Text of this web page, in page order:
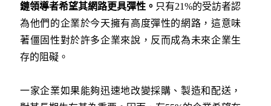
鏈領導者希望其網路更具彈性。 只有21%的受訪者認
為他們的企業於今天擁有高度彈性的網路，這意味
著僵固性對於許多企業來說，反而成為未來企業生
存的阻礙。
一家企業如果能夠迅速地改變採購、製造和配送，